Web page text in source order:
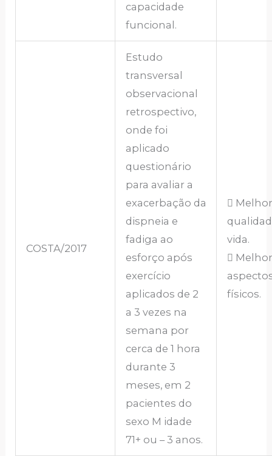
capacidade
funcional.
COSTA/2017
Estudo
transversal
observacional
retrospectivo,
onde foi
aplicado
questionário
para avaliar a
exacerbação da
dispneia e
fadiga ao
esforço após
exercício
aplicados de 2
a 3 vezes na
semana por
cerca de 1 hora
durante 3
meses, em 2
pacientes do
sexo M idade
71+ ou – 3 anos.

vida.

físicos.